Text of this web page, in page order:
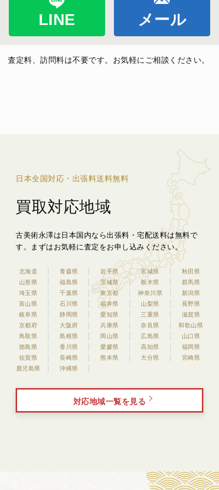
LINE メール
査定料、訪問料は不要です。お気軽にご相談ください。
日本全国対応・出張料送料無料
買取対応地域
古美術永澤は日本国内なら出張料・宅配送料は無料で
す。
まずはお気軽に査定をお申し込みください。
北海道 青森県 岩手県 宮城県
秋田県
山形県
福島県 茨城県 栃木県
群馬県
埼玉県
千葉県 東京都 神奈川県
新潟県
富山県
石川県 福井県 山梨県
長野県
岐阜県
静岡県 愛知県 三重県
滋賀県
京都府
大阪府 兵庫県 奈良県
和歌山県
鳥取県
島根県 岡山県 広島県
山口県
徳島県
香川県 愛媛県 高知県
福岡県
佐賀県
長崎県 熊本県 大分県
宮崎県
鹿児島県
沖縄県
対応地域一覧を見る